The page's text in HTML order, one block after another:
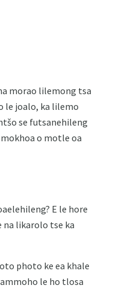
morao lilemong tsa
le joalo, ka lilemo
se futsanehileng
o motle oa
E le hore
na likarolo tse ka
photo ke ea khale
le ho tlosa